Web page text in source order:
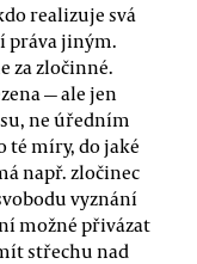
realizuje svá
práva jiným.
za zločinné.
— ale jen
ne úředním
té míry, do jaké
např. zločinec
vyznání
možné přivázat
střechu nad